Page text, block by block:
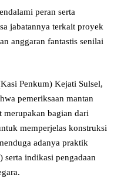
peran serta
jabatannya terkait proyek
anggaran fantastis senilai
Penkum) Kejati Sulsel,
pemeriksaan mantan
merupakan bagian dari
memperjelas konstruksi
adanya praktik
serta indikasi pengadaan